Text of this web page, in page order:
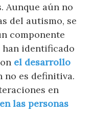
Aunque aún no
del autismo, se
componente
han identificado
el desarrollo
no es definitiva.
en
las personas